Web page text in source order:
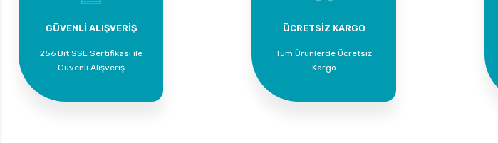
GÜVENLİ ALIŞVERİŞ
256 Bit SSL Sertifikası ile
Güvenli Alışveriş
ÜCRETSİZ KARGO
Tüm Ürünlerde Ücretsiz
Kargo